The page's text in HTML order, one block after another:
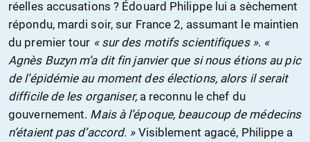
réelles accusations ? Édouard Philippe lui a sèchement
répondu, mardi soir, sur France 2, assumant le maintien
du premier tour « sur des motifs scientifiques ». «
Agnès Buzyn m’a dit fin janvier que si nous étions au pic
de l’épidémie au moment des élections, alors il serait
difficile de les organiser,a reconnu le chef du
gouvernement. Mais à l’époque, beaucoup de médecins
n’étaient pas d’accord. » Visiblement agacé, Philippe a